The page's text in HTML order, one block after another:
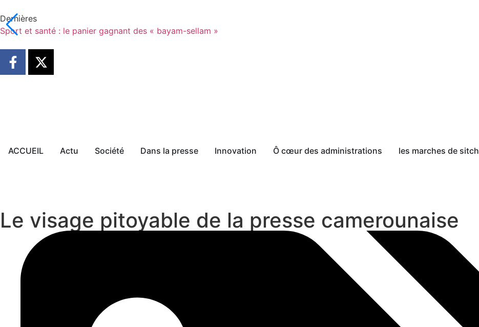
Dernières
Sport et santé : le panier gagnant des « bayam-sellam »
ACCUEIL Actu Société Dans la presse Innovation Ô cœur des administrations les marches de sitch
Le visage pitoyable de la presse camerounaise